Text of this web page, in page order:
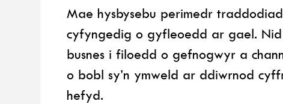
Mae hysbysebu perimedr
cyfyngedig o gyfleoedd ar gael.
busnes i filoedd o gefnogwyr a
o bobl sy’n ymweld ar ddiwrnod
hefyd.